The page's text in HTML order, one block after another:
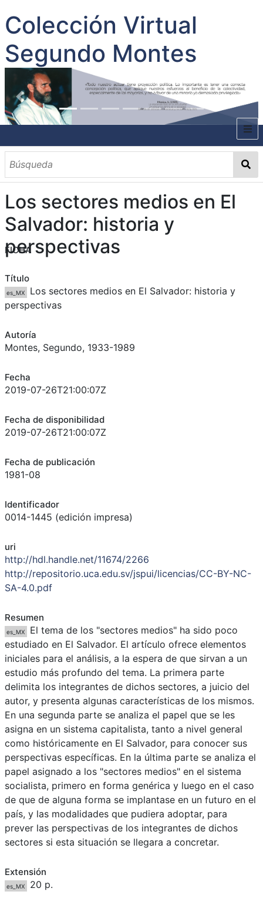
Colección Virtual
Segundo Montes
INICIO
SOBRE EL AUTOR
CONTENIDO
TODOS LOS DOCUMENTOS
CATEGORIAS
OBRAS SOBRE EL AUTOR P. SEGUNDO MONTES
MATERIAS
PALABRAS CLAVES
MULTIMEDIA
GALERÍA
Los sectores medios en El
Salvador: historia y
perspectivas
FICHA
Título
es_MX
Los sectores medios en El Salvador: historia y
perspectivas
Autoría
Montes, Segundo, 1933-1989
Fecha
2019-07-26T21:00:07Z
Fecha de disponibilidad
2019-07-26T21:00:07Z
Fecha de publicación
1981-08
Identificador
0014-1445 (edición impresa)
uri
http://hdl.handle.net/11674/2266
http://repositorio.uca.edu.sv/jspui/licencias/CC-BY-NC-
SA-4.0.pdf
Resumen
es_MX
El tema de los "sectores medios" ha sido poco
estudiado en El Salvador. El artículo ofrece elementos
iniciales para el análisis, a la espera de que sirvan a un
estudio más profundo del tema. La primera parte
delimita los integrantes de dichos sectores, a juicio del
autor, y presenta algunas características de los mismos.
En una segunda parte se analiza el papel que se les
asigna en un sistema capitalista, tanto a nivel general
como históricamente en El Salvador, para conocer sus
perspectivas específicas. En la última parte se analiza el
papel asignado a los "sectores medios" en el sistema
socialista, primero en forma genérica y luego en el caso
de que de alguna forma se implantase en un futuro en el
país, y las modalidades que pudiera adoptar, para
prever las perspectivas de los integrantes de dichos
sectores si esta situación se llegara a concretar.
Extensión
es_MX 20 p.